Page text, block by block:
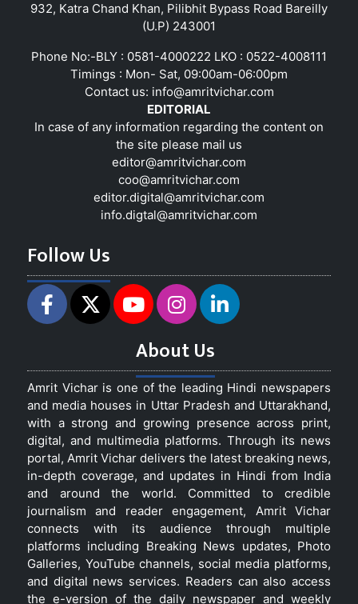
932, Katra Chand Khan, Pilibhit Bypass Road Bareilly
(U.P) 243001
Phone No:-BLY : 0581-4000222 LKO : 0522-4008111
Timings : Mon- Sat, 09:00am-06:00pm
Contact us: info@amritvichar.com
EDITORIAL
In case of any information regarding the content on
the site please mail us
editor@amritvichar.com
coo@amritvichar.com
editor.digital@amritvichar.com
info.digtal@amritvichar.com
Follow Us
About Us
Amrit Vichar is one of the leading Hindi newspapers
and media houses in Uttar Pradesh and Uttarakhand,
with a strong and growing presence across print,
digital, and multimedia platforms. Through its news
portal, Amrit Vichar delivers the latest breaking news,
in-depth coverage, and updates in Hindi from India
and around the world. Committed to credible
journalism and reader engagement, Amrit Vichar
connects with its audience through multiple
platforms including Breaking News updates, Photo
Galleries, YouTube channels, social media platforms,
and digital news services. Readers can also access
the e-version of the daily newspaper and weekly